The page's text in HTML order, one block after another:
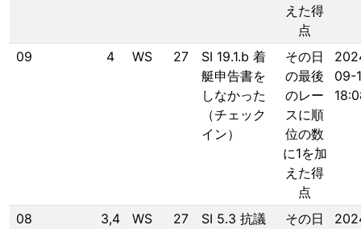
えた得
点
09 4 WS 27
SI 19.1.b 着
艇申告書を
しなかった
（チェック
イン）
その日
の最後
のレー
スに順
位の数
に1を加
えた得
点
09-
08 3,4 WS 27
SI 5.3 抗議
その日